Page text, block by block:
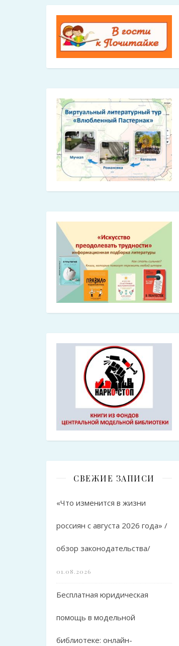
СВЕЖИЕ ЗАПИСИ
«Что изменится в жизни
россиян с августа 2026 года» /
обзор законодательства/
01.08.2026
Бесплатная юридическая
помощь в модельной
библиотеке: онлайн-